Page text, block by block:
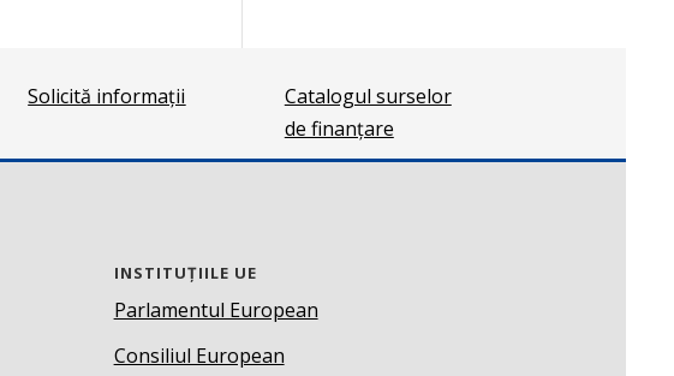
Solicită informații
Catalogul surselor
de finanțare
INSTITUȚIILE UE
Parlamentul European
Consiliul European